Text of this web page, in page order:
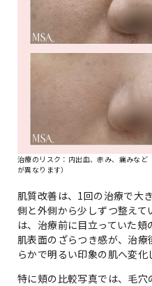
治療のリスク：内出血、赤み、痛みな
が異なります）
肌質改善は、1回の治療で大
側と外側から少しずつ整え
は、治療前に目立っていた頬
肌表面のざらつき感が、治
らかで明るい印象の肌へ変化
特に頬の比較写真では、毛